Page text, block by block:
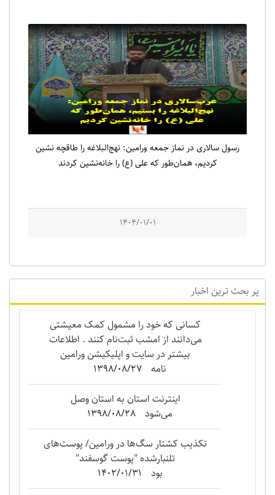
رسول سالاری در نماز جمعه ورامین: نهج‌البلاغه را طاقچه نشین
کردیم، همان‌طور که علی (ع) را خانه‌نشین کردند
1404/01/01
پر بحث ترین اخبار
کسانی که خود را مشمول کمک معیشتی
می‌دانند از امشب ثبت‌نام کنند . اطلاعات
بیشتر در سایت و اپلیکیشن ورامین
نامه 1398/08/27
اینترنت استان به استان وصل
می‌شود
1398/08/28
تکذیب کشتار سگ‌ها در ورامین/ پوست‌های
تلنبارشده "‌پوست گوسفند"
بود
1402/01/31